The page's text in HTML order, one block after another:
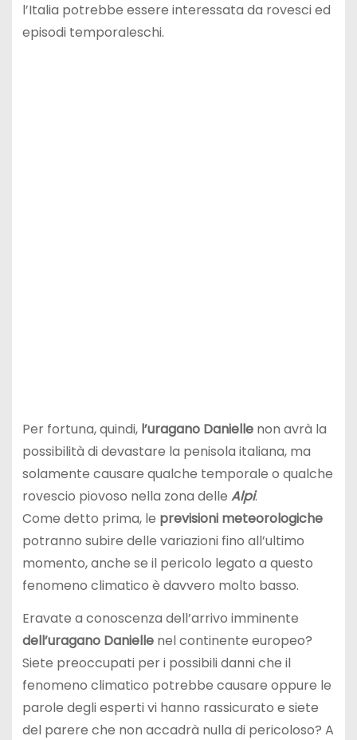
l’Italia potrebbe essere interessata da rovesci ed
episodi temporaleschi.
Per fortuna, quindi, l’uragano Daniellenon avrà la
possibilità di devastare la penisola italiana, ma
solamente causare qualche temporale o qualche
rovescio piovoso nella zona delle Alpi.
Come detto prima, le previsioni meteorologiche
potranno subire delle variazioni fino all’ultimo
momento, anche se il pericolo legato a questo
fenomeno climatico è davvero molto basso.
Eravate a conoscenza dell’arrivo imminente
dell’uragano Daniellenel continente europeo?
Siete preoccupati per i possibili danni che il
fenomeno climatico potrebbe causare oppure le
parole degli esperti vi hanno rassicurato e siete
del parere che non accadrà nulla di pericoloso? A